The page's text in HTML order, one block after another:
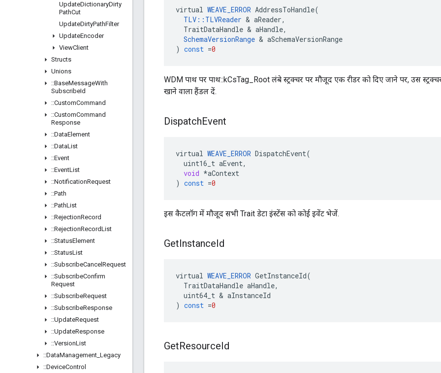
UpdateDictionaryDirty
PathCut
UpdateDirtyPathFilter
UpdateEncoder
ViewClient
Structs
Unions
::BaseMessageWith
SubscribeId
::CustomCommand
::CustomCommand
Response
::DataElement
::DataList
::Event
::EventList
::NotificationRequest
::Path
::PathList
::RejectionRecord
::RejectionRecordList
::StatusElement
::StatusList
::SubscribeCancel Request
::SubscribeConfirm
Request
::SubscribeRequest
::SubscribeResponse
::UpdateRequest
::UpdateResponse
::VersionList
::DataManagement Legacy
::DeviceControl
virtual WEAVE_ERROR AddressToHandle(
TLV :: TLVReader & aReader,
TraitDataHandle & aHandle,
SchemaVersionRange & aSchemaVersionRange
) const =0
WDM पाथ पर पाथ::kCsTag_Root लंबे स्ट्रक्चर पर मौजूद एक रीडर को दिए जाने पर, उस
खाने वाला हैंडल दें.
DispatchEvent
virtual WEAVE_ERROR DispatchEvent(
uint16_t aEvent,
void *aContext
) const =0
इस कैटलॉग में मौजूद सभी Trait डेटा इंस्टेंस को कोई इवेंट भेजें.
GetInstanceId
virtual WEAVE_ERROR GetInstanceId(
TraitDataHandle aHandle,
uint64_t & aInstanceId
) const =0
GetResourceId